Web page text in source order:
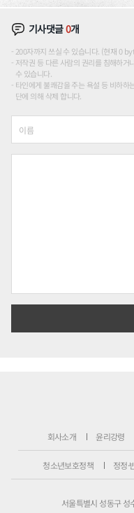
기사댓글0개
200자까지 쓰실 수 있습니다. (현재 0
저작권 등 다른 사람의 권리를 침해하
수 있습니다.
타인에게 불쾌감을 주는 욕설 등 비하
단에 의해 삭제 합니다.
회사소개 윤리강령
청소년보호정책 정정·
서울특별시 성동구